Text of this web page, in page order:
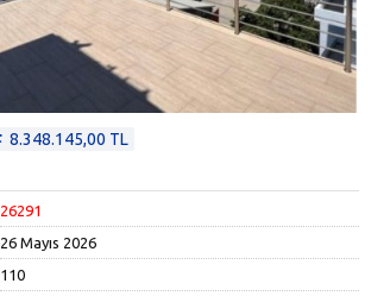
8.348.145,00 TL
26291
26 Mayıs 2026
110